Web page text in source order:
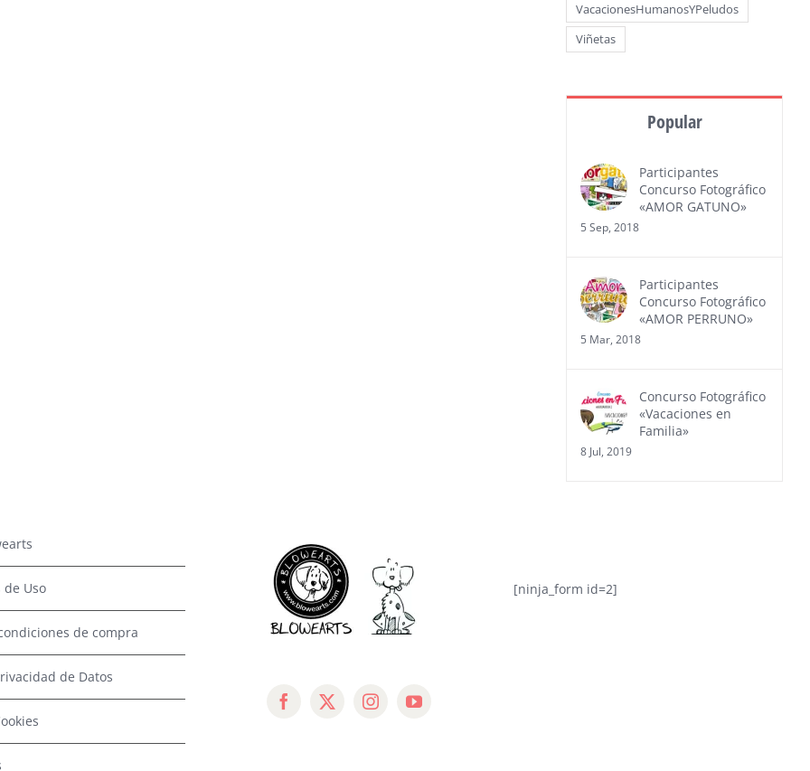
VacacionesHumanosYPeludos
Viñetas
Popular
Participantes
Concurso Fotográfico
«AMOR GATUNO»
5 Sep, 2018
Participantes
Concurso Fotográfico
«AMOR PERRUNO»
5 Mar, 2018
Concurso Fotográfico
«Vacaciones en
Familia»
8 Jul, 2019
de Uso
de compra
de Datos
[ninja_form id=2]